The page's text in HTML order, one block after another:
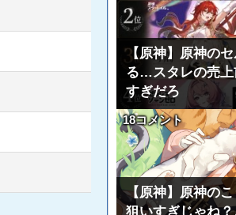
【原神】原神の
る…スタレの売上
すぎだろ
18コメント
【原神】原神の
狙いすぎじゃね